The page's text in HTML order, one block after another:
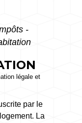
-
légale et
par le
La